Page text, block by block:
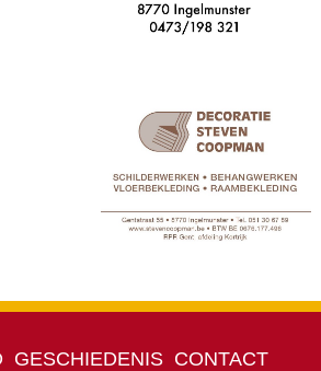
GESCHIEDENIS CONTACT